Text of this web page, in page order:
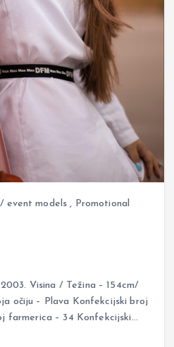
event models , Promotional
Visina / Težina – 154cm/
očiju – Plava Konfekcijski broj
farmerica – 34 Konfekcijski…